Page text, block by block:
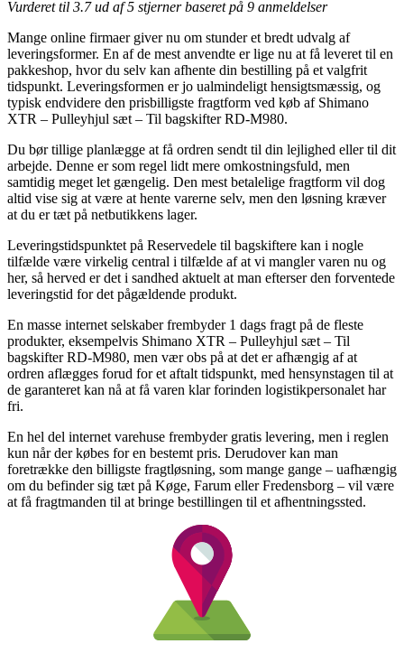
Vurderet til 3.7ud af 5 stjerner baseret på 9 anmeldelser
Mange online firmaer giver nu om stunder et bredt udvalg af
leveringsformer. En af de mest anvendte er lige nu at få leveret til en
pakkeshop, hvor du selv kan afhente din bestilling på et valgfrit
tidspunkt. Leveringsformen er jo ualmindeligt hensigtsmæssig, og
typisk endvidere den prisbilligste fragtform ved køb af Shimano
XTR – Pulleyhjul sæt – Til bagskifter RD-M980.
Du bør tillige planlægge at få ordren sendt til din lejlighed eller til dit
arbejde. Denne er som regel lidt mere omkostningsfuld, men
samtidig meget let gængelig. Den mest betalelige fragtform vil dog
altid vise sig at være at hente varerne selv, men den løsning kræver
at du er tæt på netbutikkens lager.
Leveringstidspunktet på Reservedele til bagskiftere kan i nogle
tilfælde være virkelig central i tilfælde af at vi mangler varen nu og
her, så herved er det i sandhed aktuelt at man efterser den forventede
leveringstid for det pågældende produkt.
En masse internet selskaber frembyder 1 dags fragt på de fleste
produkter, eksempelvis Shimano XTR – Pulleyhjul sæt – Til
bagskifter RD-M980, men vær obs på at det er afhængig af at
ordren aflægges forud for et aftalt tidspunkt, med hensynstagen til at
de garanteret kan nå at få varen klar forinden logistikpersonalet har
fri.
En hel del internet varehuse frembyder gratis levering, men i reglen
kun når der købes for en bestemt pris. Derudover kan man
foretrække den billigste fragtløsning, som mange gange – uafhængig
om du befinder sig tæt på Køge, Farum eller Fredensborg – vil være
at få fragtmanden til at bringe bestillingen til et afhentningssted.